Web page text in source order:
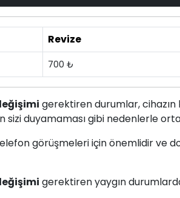
Revize
700 ₺
gerektiren durumlar, cihazın
sizi duyamaması gibi nedenlerle
görüşmeleri için önemlidir ve
gerektiren yaygın